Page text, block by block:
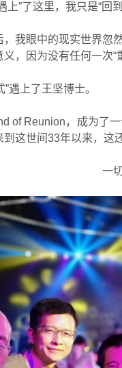
”了这里，我只是“回到
，我眼中的现实世界忽
，因为没有任何一次“
遇上了王坚博士。
of Reunion，成为了
这世间33年以来，这
一